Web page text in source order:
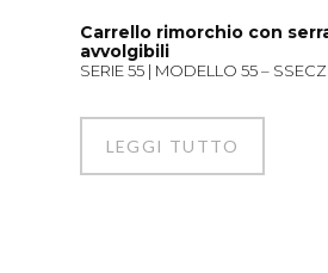
Carrello rimorchio con
avvolgibili
SERIE 55 | MODELLO 55 – SSECZ
LEGGI TUTTO